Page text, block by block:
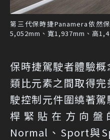
第三代保時捷Panamera依然
5,052mm、寬1,937mm、高
保時捷駕駛者體驗
類比元素之間取得
駛控制元件圍繞著
桿緊貼在方向盤
Normal、Sport與